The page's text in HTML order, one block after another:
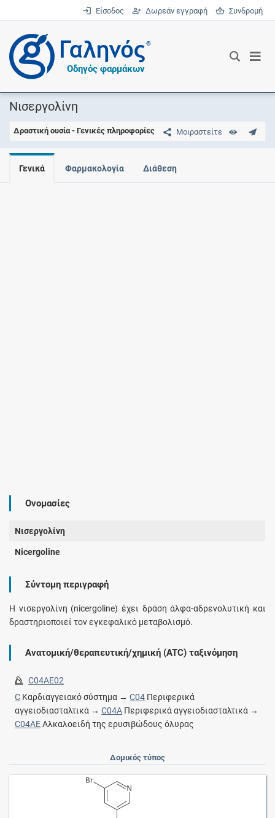
Είσοδος Δωρεάν εγγραφή Συνδρομή
®
Οδηγός φαρμάκων
Νισεργολίνη
Μοιραστείτε
Δραστική ουσία - Γενικές πληροφορίες
Γενικά Φαρμακολογία Διάθεση
Ονομασίες
Νισεργολίνη
Nicergoline
Σύντομη περιγραφή
Η νισεργολίνη (nicergoline) έχει δράση άλφα-αδρενολυτική και
δραστηριοποιεί τον εγκεφαλικό μεταβολισμό.
Ανατομική/θεραπευτική/χημική (ATC) ταξινόμηση
C04AE02
C Καρδιαγγειακό σύστημα →C04 Περιφερικά
αγγειοδιασταλτικά →C04A Περιφερικά αγγειοδιασταλτικά →
C04AEΑλκαλοειδή της ερυσιβώδους όλυρας
Δομικός τύπος